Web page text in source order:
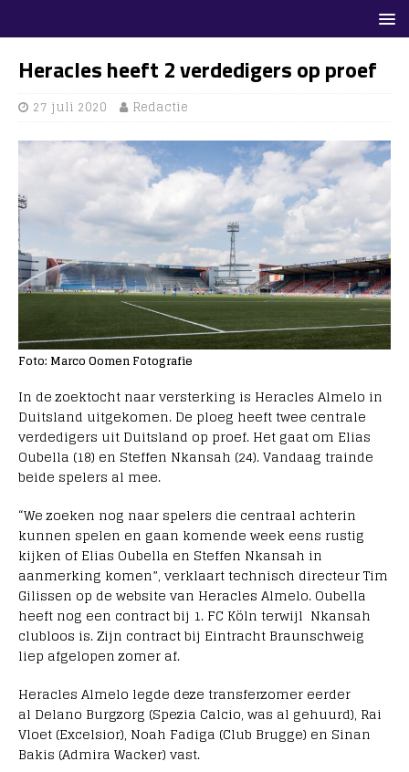
Heracles heeft 2 verdedigers op proef
27 juli 2020 Redactie
Foto: Marco Oomen Fotografie
In de zoektocht naar versterking is Heracles Almelo in
Duitsland uitgekomen. De ploeg heeft twee centrale
verdedigers uit Duitsland op proef. Het gaat om Elias
Oubella (18) en Steffen Nkansah (24). Vandaag trainde
beide spelers al mee.
“We zoeken nog naar spelers die centraal achterin
kunnen spelen en gaan komende week eens rustig
kijken of Elias Oubella en Steffen Nkansah in
aanmerking komen”, verklaart technisch directeur Tim
Gilissen op de website van Heracles Almelo. Oubella
heeft nog een contract bij 1. FC Köln terwijl Nkansah
clubloos is. Zijn contract bij Eintracht Braunschweig
liep afgelopen zomer af.
Heracles Almelo legde deze transferzomer eerder
al Delano Burgzorg (Spezia Calcio, was al gehuurd), Rai
Vloet (Excelsior), Noah Fadiga (Club Brugge) en Sinan
Bakis (Admira Wacker) vast.